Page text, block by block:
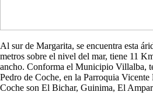
Al sur de Margarita, se encuentra esta
metros sobre el nivel del mar, tiene 11
ancho. Conforma el Municipio Villalba,
Pedro de Coche, en la Parroquia
Coche son El Bichar, Guinima, El